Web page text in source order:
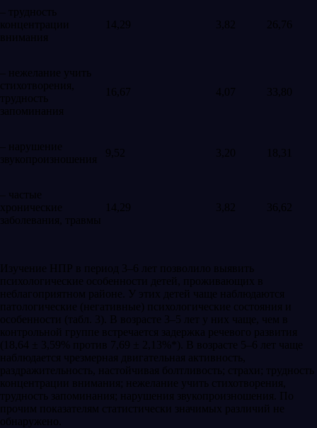
– трудность
концентрации
внимания
14,29 3,82 26,76
– нежелание учить
стихотворения,
трудность
запоминания
16,67 4,07 33,80
– нарушение
звукопроизношения
9,52 3,20 18,31
– частые
хронические
заболевания, травмы
14,29 3,82 36,62
Изучение НПР в период 3–6 лет позволило выявить
психологические особенности детей, проживающих в
неблагоприятном районе. У этих детей чаще наблюдаются
патологические (негативные) психологические состояния и
особенности (табл. 3). В возрасте 3–5 лет у них чаще, чем в
контрольной группе встречается задержка речевого развития
(18,64 ± 3,59% против 7,69 ± 2,13%*). В возрасте 5–6 лет чаще
наблюдается чрезмерная двигательная активность,
раздражительность, настойчивая болтливость; страхи; трудность
концентрации внимания; нежелание учить стихотворения,
трудность запоминания; нарушения звукопроизношения. По
прочим показателям статистически значимых различий не
обнаружено.